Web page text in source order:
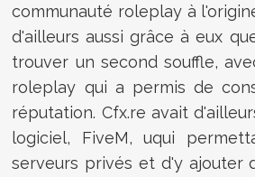
communauté roleplay à
d'ailleurs aussi grâce à eux
trouver un second souffle,
roleplay qui a permis de
réputation. Cfx.re avait
logiciel, FiveM, uqui
serveurs privés et d'y ajouter